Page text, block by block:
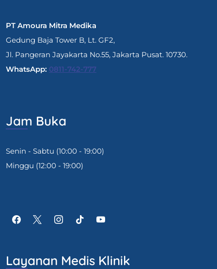
PT Amoura Mitra Medika
Gedung Baja Tower B, Lt. GF2,
Jl. Pangeran Jayakarta No.55, Jakarta Pusat. 10730.
WhatsApp: 0811-742-777
Jam Buka
Senin - Sabtu (10:00 - 19:00)
Minggu (12:00 - 19:00)
Layanan Medis Klinik